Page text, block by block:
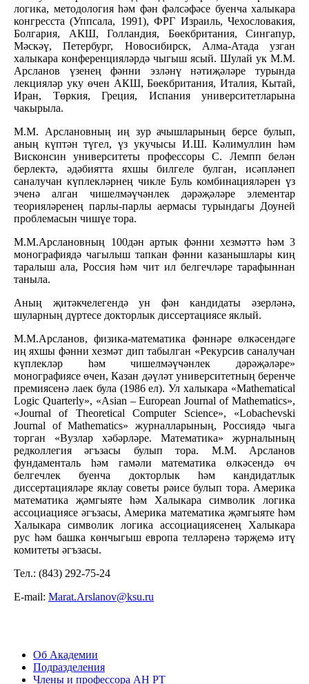
логика, методология һәм фән фәлсәфәсе буенча халыкара
конгресста (Уппсала, 1991), ФРГ Израиль, Чехословакия,
Болгария, АКШ, Голландия, Бөекбритания, Сингапур,
Мәскәү, Петербург, Новосибирск, Алма-Атада узган
халыкара конференцияләрдә чыгыш ясый. Шулай ук М.М.
Арсланов үзенең фәнни эзләнү нәтиҗәләре турында
лекцияләр уку өчен АКШ, Бөекбритания, Италия, Кытай,
Иран, Төркия, Греция, Испания университетларына
чакырыла.
М.М. Арслановның иң зур ачышларының берсе булып,
аның күптән түгел, үз укучысы И.Ш. Кәлимуллин һәм
Висконсин университеты профессоры С. Лемпп белән
берлектә, әдәбиятта яхшы билгеле булган, исәпләнеп
саналучан күплекләрнең чикле Буль комбинацияләрен үз
эченә алган чишелмәүчәнлек дәрәҗәләре элементар
теорияләренең парлы-парлы аермасы турындагы Доуней
проблемасын чишүе тора.
М.М.Арслановның 100дән артык фәнни хезмәттә һәм 3
монографиядә чагылыш тапкан фәнни казанышлары киң
таралыш ала, Россия һәм чит ил белгечләре тарафыннан
таныла.
Аның җитәкчелегендә ун фән кандидаты әзерләнә,
шуларның дүртесе докторлык диссертациясе яклый.
М.М.Арсланов, физика-математика фәннәре өлкәсендәге
иң яхшы фәнни хезмәт дип табылган «Рекурсив саналучан
күплекләр һәм чишелмәүчәнлек дәрәҗәләре»
монографиясе өчен, Казан дәүләт университетның беренче
премиясенә лаек була (1986 ел). Ул халыкара «Mathematical
Logic Quarterly», «Asian – European Journal of Mathematics»,
«Journal of Theoretical Computer Science», «Lobachevski
Journal of Mathematics» журналларының, Россиядә чыга
торган «Вузлар хәбәрләре. Математика» журналының
редколлегия әгъзасы булып тора. М.М. Арсланов
фундаменталь һәм гамәли математика өлкәсендә өч
белгечлек буенча докторлык һәм кандидатлык
диссертацияләре яклау советы рәисе булып тора. Америка
математика җәмгыяте һәм Халыкара символик логика
ассоциациясе әгъзасы, Америка математика җәмгыяте һәм
Халыкара символик логика ассоциациясенең Халыкара
рус һәм башка көнчыгыш европа телләренә тәрҗемә итү
комитеты әгъзасы.
Тел.: (843) 292-75-24
E-mail: Marat.Arslanov@ksu.ru
Об Академии
Подразделения
Члены и профессора АН РТ